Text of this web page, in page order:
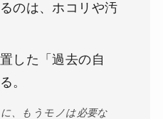
のは、ホコリや汚
した「過去の自
。
、もうモノは必要な